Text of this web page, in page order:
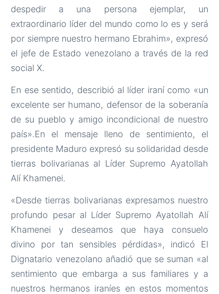
despedir a una persona ejemplar, un
extraordinario líder del mundo como lo es y será
por siempre nuestro hermano Ebrahim», expresó
el jefe de Estado venezolano a través de la red
social X.
En ese sentido, describió al líder iraní como «un
excelente ser humano, defensor de la soberanía
de su pueblo y amigo incondicional de nuestro
país».En el mensaje lleno de sentimiento, el
presidente Maduro expresó su solidaridad desde
tierras bolivarianas al Líder Supremo Ayatollah
Alí Khamenei.
«Desde tierras bolivarianas expresamos nuestro
profundo pesar al Líder Supremo Ayatollah Alí
Khamenei y deseamos que haya consuelo
divino por tan sensibles pérdidas», indicó El
Dignatario venezolano añadió que se suman «al
sentimiento que embarga a sus familiares y a
nuestros hermanos iraníes en estos momentos